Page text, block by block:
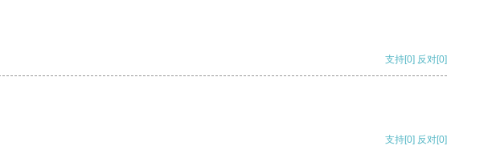
支持[0] 反对[0]
支持[0] 反对[0]